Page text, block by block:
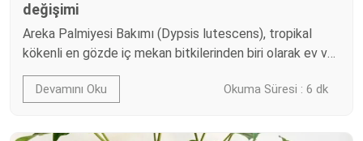
değişimi
Areka Palmiyesi Bakımı (Dypsis lutescens), tropikal
kökenli en gözde iç mekan bitkilerinden biri olarak ev ve
ofis dekorasyonlarının vazgeçilmezi haline gelmiştir.
Madagaskar'ın nemli yağmur ormanlarından gelen bu
hava temizleyici özelliğiyle öne çıkar. NASA'nın ünlü
Devamını Oku Okuma Süresi : 6 dk